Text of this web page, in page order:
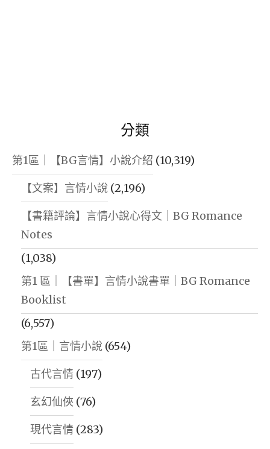
分類
第1區｜【BG言情】小說介紹 (10,319)
【文案】言情小說 (2,196)
【書籍評論】言情小說心得文｜BG Romance
Notes
(1,038)
第1 區｜【書單】言情小說書單｜BG Romance
Booklist
(6,557)
第1區｜言情小說 (654)
古代言情 (197)
玄幻仙俠 (76)
現代言情 (283)